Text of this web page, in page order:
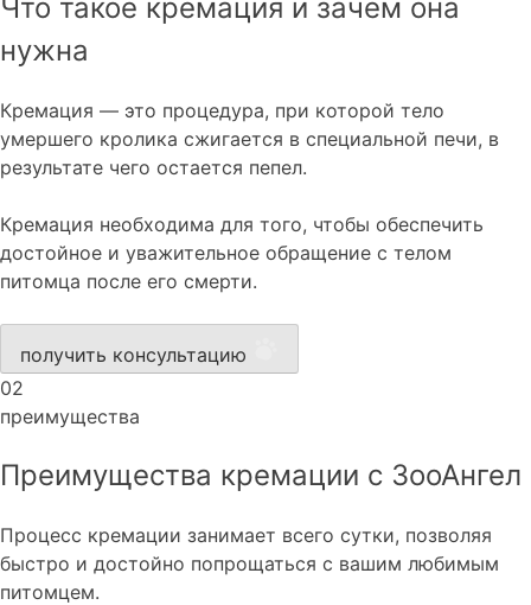
Что такое кремация и зачем она
нужна
Кремация — это процедура, при которой тело
умершего кролика сжигается в специальной печи, в
результате чего остается пепел.
Кремация необходима для того, чтобы обеспечить
достойное и уважительное обращение с телом
питомца после его смерти.
получить консультацию
02
преимущества
Преимущества кремации с ЗооАнгел
Процесс кремации занимает всего сутки, позволяя
быстро и достойно попрощаться с вашим любимым
питомцем.